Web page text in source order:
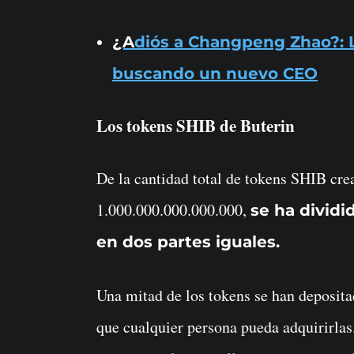
¿Adiós a Changpeng Zhao?: La razón por la que Binance está
buscando un nuevo CEO
Los tokens SHIB de Buterin
De la cantidad total de tokens SHIB
1.000.000.000.000.000, se ha
en dos partes iguales.
Una mitad de los tokens se han
que cualquier persona pueda